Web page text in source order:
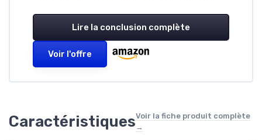
Lire la conclusion complète
Voir l'offre
CaractéristiquesVoir la fiche produit complète
→